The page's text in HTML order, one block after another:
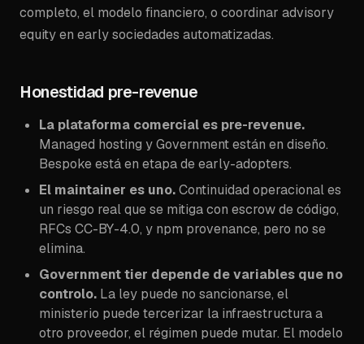
completo, el modelo financiero, o coordinar advisory
equity en early sociedades automatizadas.
Honestidad pre-revenue
La plataforma comercial es pre-revenue.
Managed hosting y Government están en diseño.
Bespoke está en etapa de early-adopters.
El maintainer es uno.Continuidad operacional es
un riesgo real que se mitiga con escrow de código,
RFCs CC-BY-4.0, y npm provenance, pero no se
elimina.
Government tier depende de variables que no
controlo. La ley puede no sancionarse, el
ministerio puede tercerizar la infraestructura a
otro proveedor, el régimen puede mutar. El modelo